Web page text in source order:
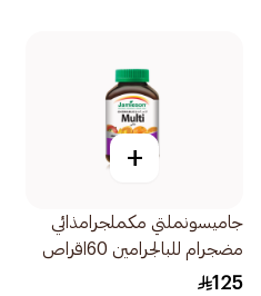
+
جاميسونملتي مكملجرامذائي
مضجرام للبالجرامين 60اقراص
125